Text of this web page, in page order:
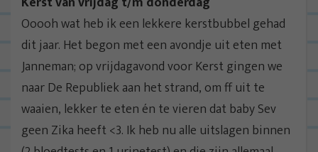
Ooooh wat heb ik een lekkere kerstbubbel gehad
dit jaar. Het begon met een avondje uit eten met
Janneman; op vrijdagavond voor Kerst gingen we
naar De Republiek aan het strand, om ff uit te
waaien, lekker te eten én te vieren dat baby Sev
geen Zika heeft <3. Ik heb nu alle uitslagen binnen